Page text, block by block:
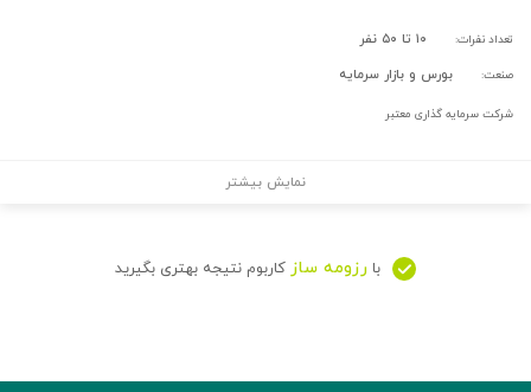
تعداد نفرات: ۱۰ تا ۵۰ نفر
صنعت: بورس و بازار سرمایه
شرکت سرمایه گذاری معتبر
نمایش بیشتر
با رزومه ساز کاربوم نتیجه بهتری بگیرید